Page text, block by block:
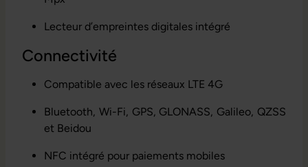
Lecteur d’empreintes digitales intégré
Connectivité
Compatible avec les réseaux LTE 4G
Bluetooth, Wi-Fi, GPS, GLONASS, Galileo, QZSS
et Beidou
NFC intégré pour paiements mobiles